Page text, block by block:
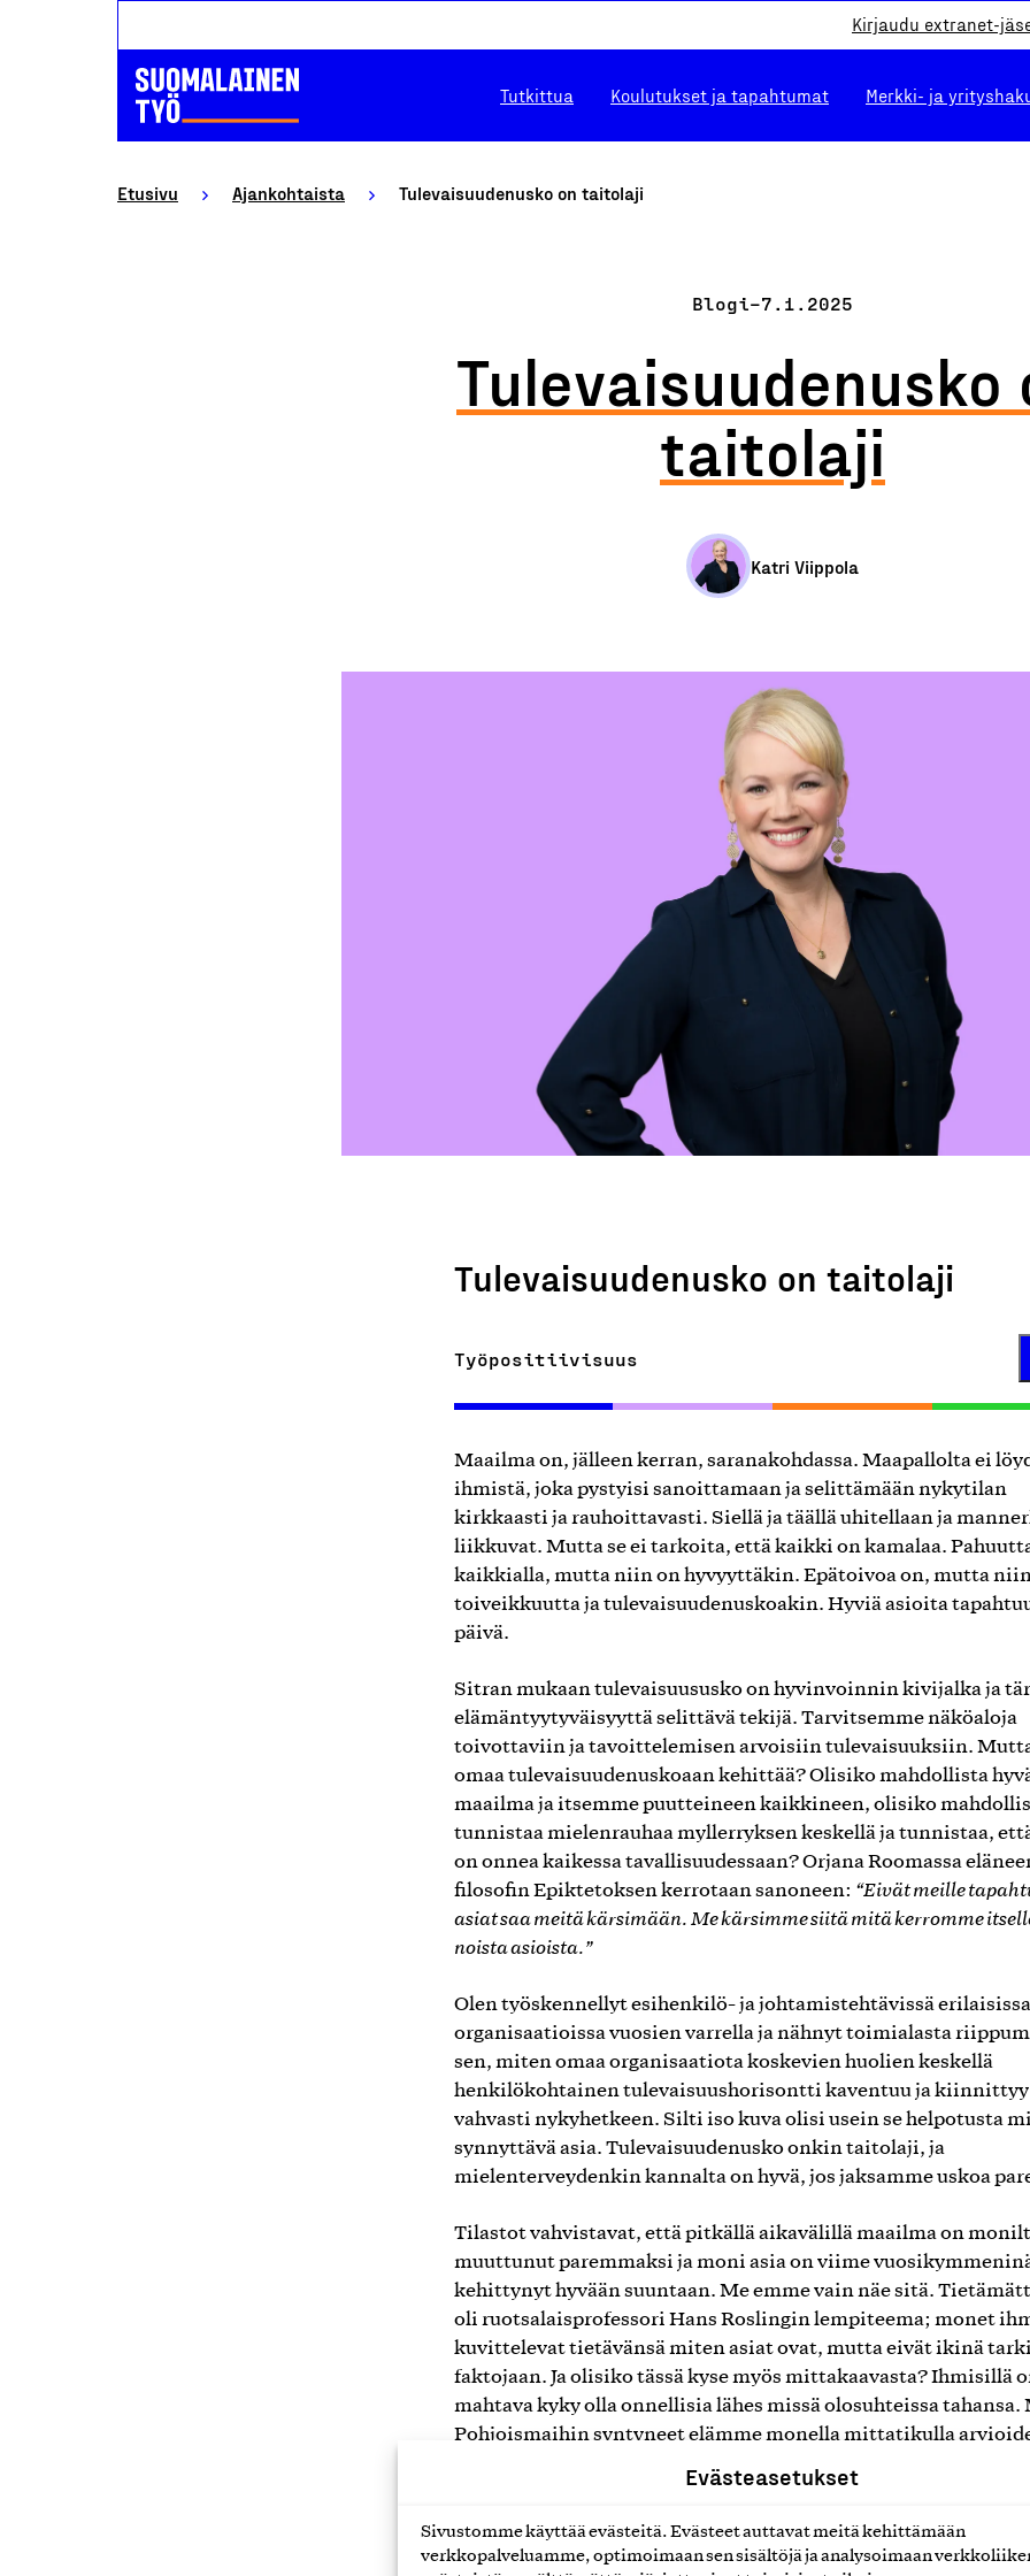
Evästeasetukset
Sivustomme käyttää evästeitä. Evästeet auttavat meitä kehittämään
verkkopalveluamme, optimoimaan sen sisältöjä ja analysoimaan
Kirjaudu extranet-
Tutkittua Koulutukset ja tapahtumat Merkki- ja
Etusivu Ajankohtaista Tulevaisuudenusko on taitolaji
Blogi–7.1.2025
Tulevaisuudenusko
taitolaji
Katri Viippola
Tulevaisuudenusko on taitolaji
Työpositiivisuus
Maailma on, jälleen kerran, saranakohdassa. Maapallolta ei
ihmistä, joka pystyisi sanoittamaan ja selittämään nykytilan
kirkkaasti ja rauhoittavasti. Siellä ja täällä uhitellaan ja
liikkuvat. Mutta se ei tarkoita, että kaikki on kamalaa.
kaikkialla, mutta niin on hyvyyttäkin. Epätoivoa on, mutta
toiveikkuutta ja tulevaisuudenuskoakin. Hyviä asioita
päivä.
Sitran mukaan tulevaisuususko on hyvinvoinnin kivijalka ja
elämäntyytyväisyyttä selittävä tekijä. Tarvitsemme näköaloja
toivottaviin ja tavoittelemisen arvoisiin tulevaisuuksiin.
omaa tulevaisuudenuskoaan kehittää? Olisiko mahdollista
maailma ja itsemme puutteineen kaikkineen, olisiko
tunnistaa mielenrauhaa myllerryksen keskellä ja tunnistaa,
on onnea kaikessa tavallisuudessaan? Orjana Roomassa
filosofin Epiktetoksen kerrotaan sanoneen: “Eivät meille
asiat saa meitä kärsimään. Me kärsimme siitä mitä kerromme
noista asioista.”
Olen työskennellyt esihenkilö- ja johtamistehtävissä erilaisissa
organisaatioissa vuosien varrella ja nähnyt toimialasta
sen, miten omaa organisaatiota koskevien huolien keskellä
henkilökohtainen tulevaisuushorisontti kaventuu ja kiinnittyy
vahvasti nykyhetkeen. Silti iso kuva olisi usein se helpotusta
synnyttävä asia. Tulevaisuudenusko onkin taitolaji, ja
mielenterveydenkin kannalta on hyvä, jos jaksamme uskoa
Tilastot vahvistavat, että pitkällä aikavälillä maailma on
muuttunut paremmaksi ja moni asia on viime
kehittynyt hyvään suuntaan. Me emme vain näe sitä.
oli ruotsalaisprofessori Hans Roslingin lempiteema; monet
kuvittelevat tietävänsä miten asiat ovat, mutta eivät ikinä
faktojaan. Ja olisiko tässä kyse myös mittakaavasta? Ihmisillä
mahtava kyky olla onnellisia lähes missä olosuhteissa tahansa.
Pohjoismaihin syntyneet elämme monella mittatikulla
keskellä, nyt ainakin tällä hetkellä, mull’ on tasan yks kriisi, nää
etuoikeudet ei mahu tähän biisiin.”(Aaro Airola: Yks kriisi)